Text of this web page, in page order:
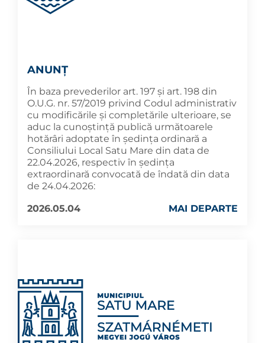
ANUNȚ
În baza prevederilor art. 197 și art. 198 din
O.U.G. nr. 57/2019 privind Codul administrativ
cu modificările și completările ulterioare, se
aduc la cunoştinţă publică următoarele
hotărâri adoptate în şedința ordinară a
Consiliului Local Satu Mare din data de
22.04.2026, respectiv în ședința
extraordinară convocată de îndată din data
de 24.04.2026:
2026.05.04
MAI DEPARTE